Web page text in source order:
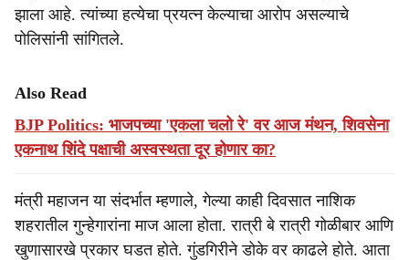
झाला आहे. त्यांच्या हत्येचा प्रयत्न केल्याचा आरोप असल्याचे
पोलिसांनी सांगितले.
Also Read
BJP Politics: भाजपच्या 'एकला चलो रे' वर आज मंथन, शिवसेना
एकनाथ शिंदे पक्षाची अस्वस्थता दूर होणार का?
मंत्री महाजन या संदर्भात म्हणाले, गेल्या काही दिवसात नाशिक
शहरातील गुन्हेगारांना माज आला होता. रात्री बे रात्री गोळीबार आणि
खुणासारखे प्रकार घडत होते. गुंडगिरीने डोके वर काढले होते. आता